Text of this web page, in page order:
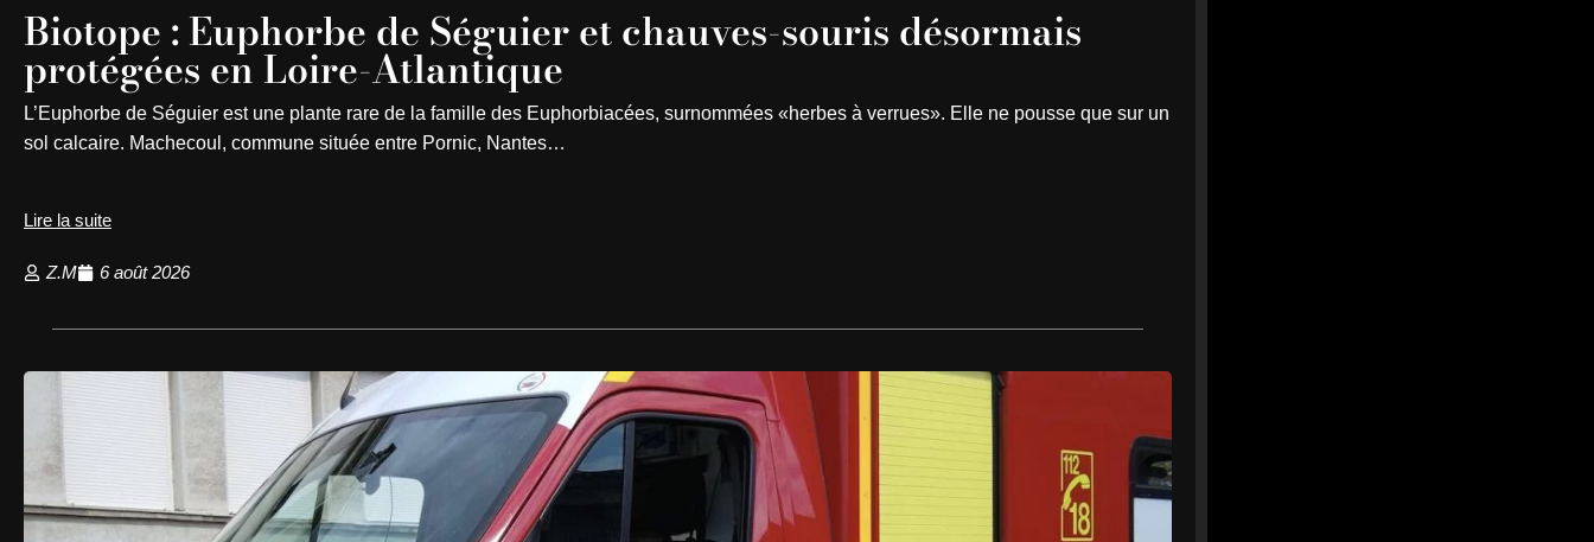
Biotope : Euphorbe de Séguier et chauves-souris désormais
protégées en Loire-Atlantique
L’Euphorbe de Séguier est une plante rare de la famille des Euphorbiacées, surnommées «herbes à verrues». Elle ne pousse que sur un
sol calcaire. Machecoul, commune située entre Pornic, Nantes…
Lire la suite
Z.M 6 août 2026